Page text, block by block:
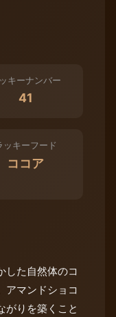
キーナンバー
41
ッキーフード
ココア
した自然体のコ
アマンドショコ
がりを築くこと